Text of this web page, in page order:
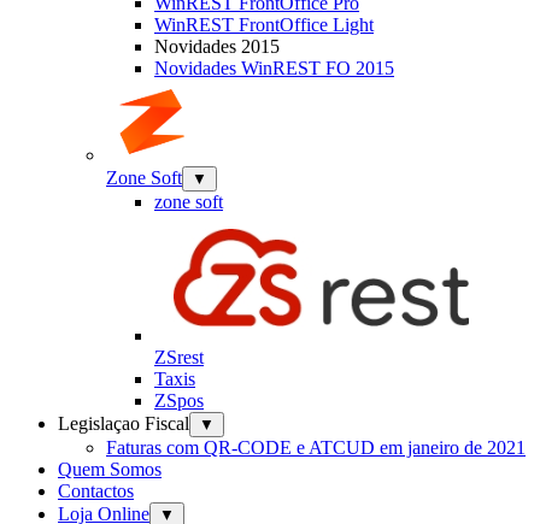
WinREST FrontOffice Light
Novidades 2015
Novidades WinREST FO 2015
Zone Soft ▼
zone soft
ZSrest
Taxis
ZSpos
Legislaçao Fiscal
▼
Faturas com QR-CODE e ATCUD em janeiro de 2021
Quem Somos
Contactos
Loja Online
▼